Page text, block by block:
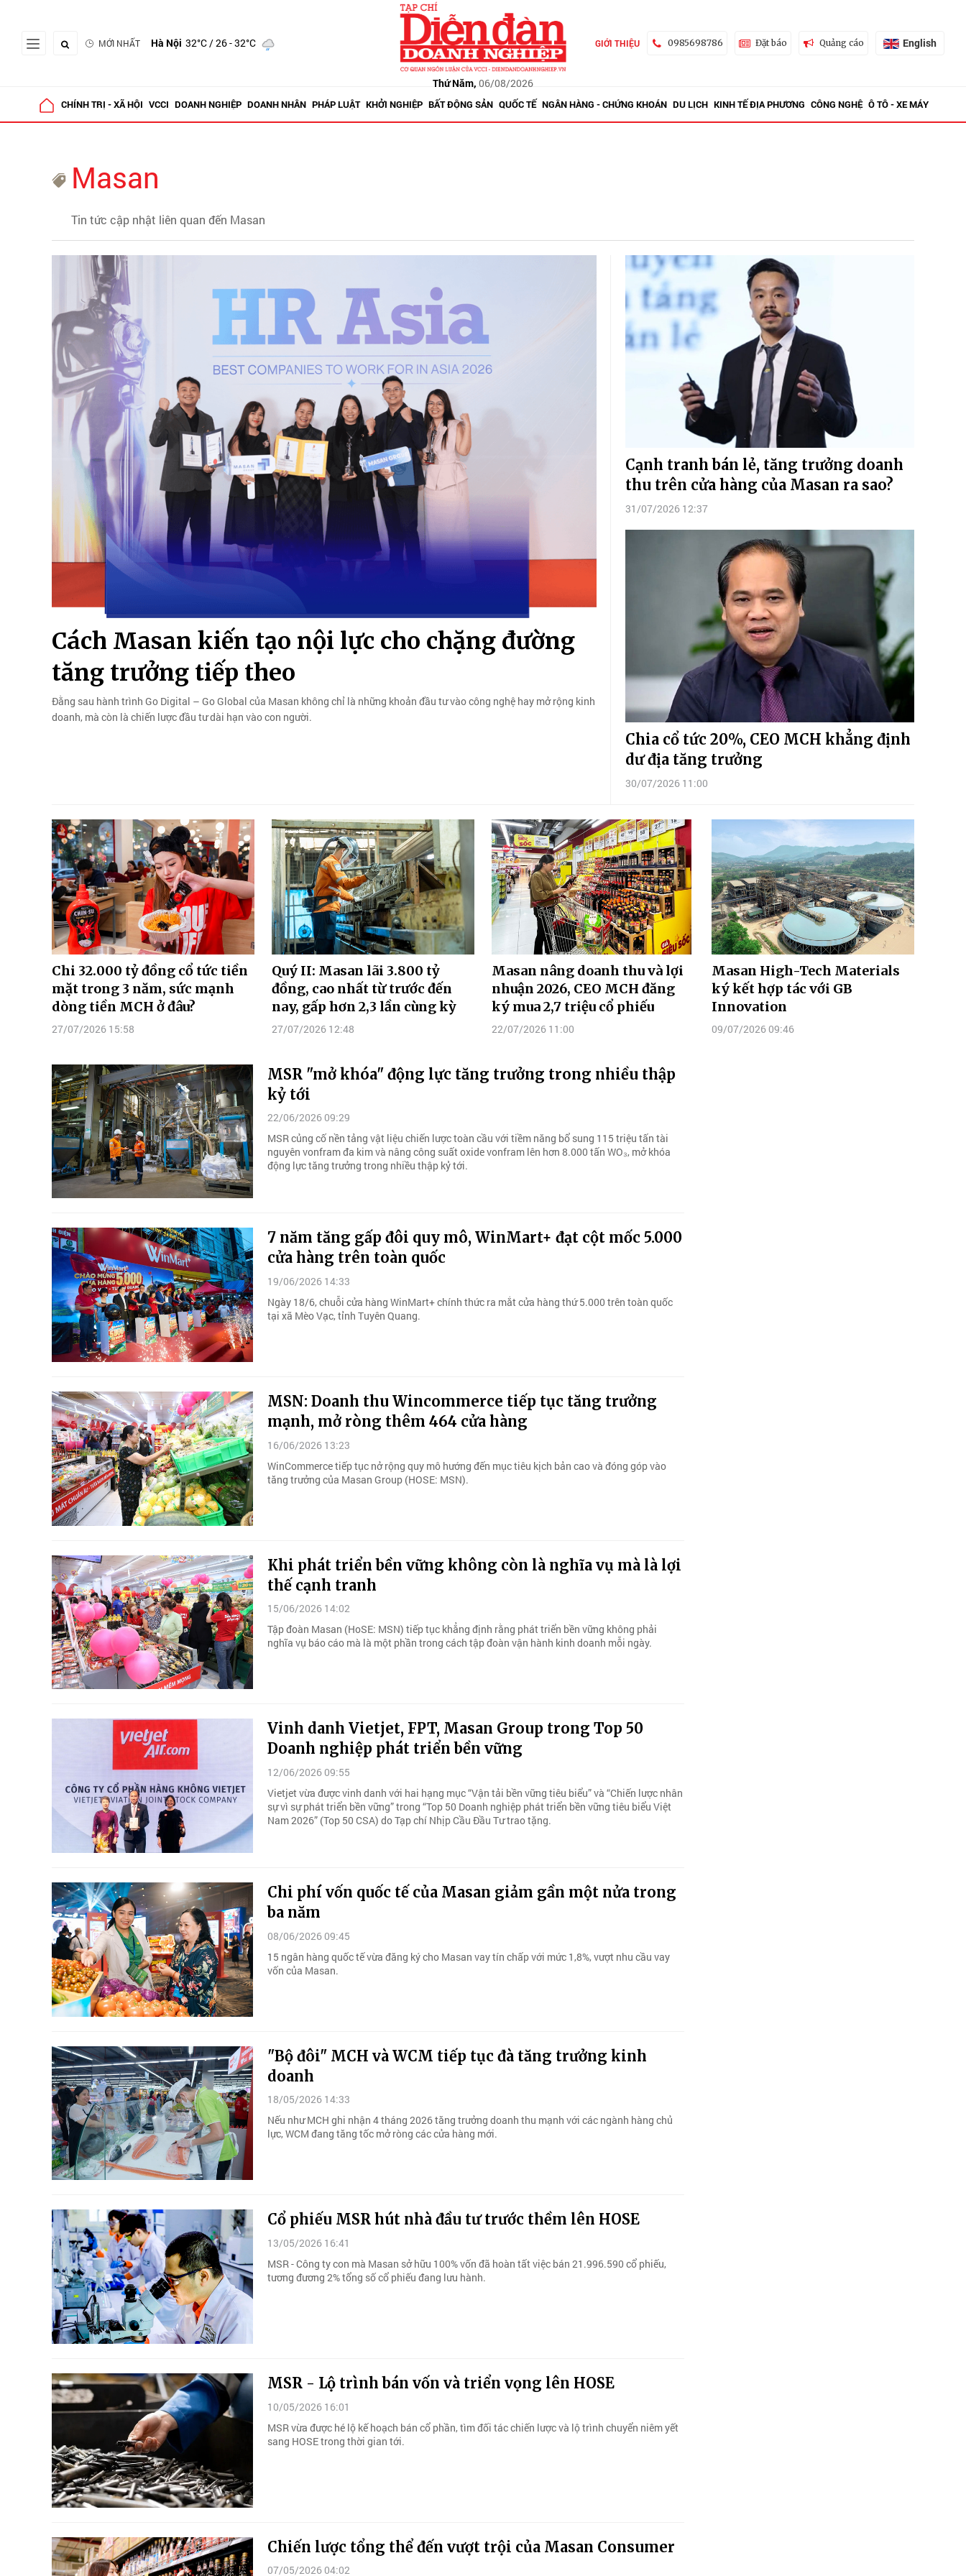
MỚI NHẤT Hà Nội 32°C/ 26 - 32°C
Thứ Năm, 06/08/2026
GIỚI THIỆU 0985698786 Đặt báo Quảng cáo English
CHÍNH TRỊ - XÃ HỘI VCCI DOANH NGHIỆP DOANH NHÂN PHÁP LUẬT KHỞI NGHIỆP BẤT ĐỘNG SẢN QUỐC TẾ NGÂN HÀNG - CHỨNG KHOÁN DU LỊCH KINH TẾ ĐỊA PHƯƠNG CÔNG NGHỆ Ô TÔ - XE MÁY
Masan
Tin tức cập nhật liên quan đến Masan
Cách Masan kiến tạo nội lực cho chặng đường
tăng trưởng tiếp theo
Đằng sau hành trình Go Digital – Go Global của Masan không chỉ là những khoản đầu tư vào công nghệ hay mở rộng kinh
doanh, mà còn là chiến lược đầu tư dài hạn vào con người.
Cạnh tranh bán lẻ, tăng trưởng doanh
thu trên cửa hàng của Masan ra sao?
31/07/2026 12:37
Chia cổ tức 20%, CEO MCH khẳng định
dư địa tăng trưởng
30/07/2026 11:00
Chi 32.000 tỷ đồng cổ tức tiền
mặt trong 3 năm, sức mạnh
dòng tiền MCH ở đâu?
27/07/2026 15:58
Quý II: Masan lãi 3.800 tỷ
đồng, cao nhất từ trước đến
nay, gấp hơn 2,3 lần cùng kỳ
27/07/2026 12:48
Masan nâng doanh thu và lợi
nhuận 2026, CEO MCH đăng
ký mua 2,7 triệu cổ phiếu
22/07/2026 11:00
Masan High-Tech Materials
ký kết hợp tác với GB
Innovation
09/07/2026 09:46
MSR "mở khóa" động lực tăng trưởng trong nhiều thập
kỷ tới
22/06/2026 09:29
MSR củng cố nền tảng vật liệu chiến lược toàn cầu với tiềm năng bổ sung 115 triệu tấn tài
nguyên vonfram đa kim và nâng công suất oxide vonfram lên hơn 8.000 tấn WO₃, mở khóa
động lực tăng trưởng trong nhiều thập kỷ tới.
7 năm tăng gấp đôi quy mô, WinMart+ đạt cột mốc 5.000
cửa hàng trên toàn quốc
19/06/2026 14:33
Ngày 18/6, chuỗi cửa hàng WinMart+ chính thức ra mắt cửa hàng thứ 5.000 trên toàn quốc
tại xã Mèo Vạc, tỉnh Tuyên Quang.
MSN: Doanh thu Wincommerce tiếp tục tăng trưởng
mạnh, mở ròng thêm 464 cửa hàng
16/06/2026 13:23
WinCommerce tiếp tục nở rộng quy mô hướng đến mục tiêu kịch bản cao và đóng góp vào
tăng trưởng của Masan Group (HOSE: MSN).
Khi phát triển bền vững không còn là nghĩa vụ mà là lợi
thế cạnh tranh
15/06/2026 14:02
Tập đoàn Masan (HoSE: MSN) tiếp tục khẳng định rằng phát triển bền vững không phải
nghĩa vụ báo cáo mà là một phần trong cách tập đoàn vận hành kinh doanh mỗi ngày.
Vinh danh Vietjet, FPT, Masan Group trong Top 50
Doanh nghiệp phát triển bền vững
12/06/2026 09:55
Vietjet vừa được vinh danh với hai hạng mục “Vận tải bền vững tiêu biểu” và “Chiến lược nhân
sự vì sự phát triển bền vững” trong “Top 50 Doanh nghiệp phát triển bền vững tiêu biểu Việt
Nam 2026” (Top 50 CSA) do Tạp chí Nhịp Cầu Đầu Tư trao tặng.
Chi phí vốn quốc tế của Masan giảm gần một nửa trong
ba năm
08/06/2026 09:45
15 ngân hàng quốc tế vừa đăng ký cho Masan vay tín chấp với mức 1,8%, vượt nhu cầu vay
vốn của Masan.
"Bộ đôi" MCH và WCM tiếp tục đà tăng trưởng kinh
doanh
18/05/2026 14:33
Nếu như MCH ghi nhận 4 tháng 2026 tăng trưởng doanh thu mạnh với các ngành hàng chủ
lực, WCM đang tăng tốc mở ròng các cửa hàng mới.
Cổ phiếu MSR hút nhà đầu tư trước thềm lên HOSE
13/05/2026 16:41
MSR - Công ty con mà Masan sở hữu 100% vốn đã hoàn tất việc bán 21.996.590 cổ phiếu,
tương đương 2% tổng số cổ phiếu đang lưu hành.
MSR - Lộ trình bán vốn và triển vọng lên HOSE
10/05/2026 16:01
MSR vừa được hé lộ kế hoạch bán cổ phần, tìm đối tác chiến lược và lộ trình chuyển niêm yết
sang HOSE trong thời gian tới.
Chiến lược tổng thể đến vượt trội của Masan Consumer
07/05/2026 04:02